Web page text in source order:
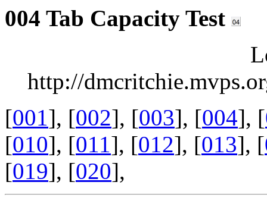
004 Tab Capacity Test
http://
[001], [002], [003], [004], [
[010], [011], [012], [013], [
[019], [020],